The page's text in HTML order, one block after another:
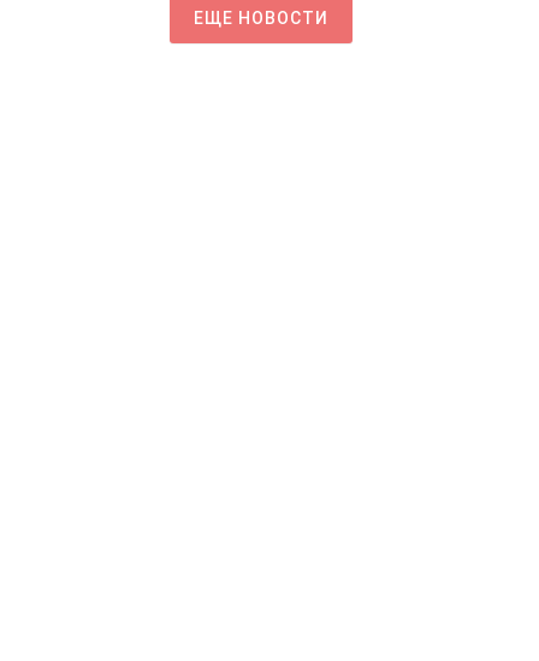
ЕЩЕ НОВОСТИ